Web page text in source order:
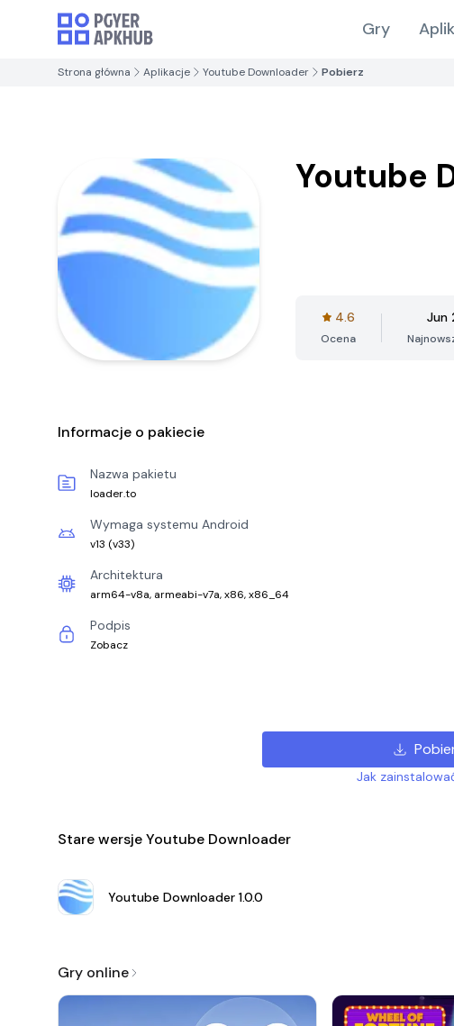
Gry
Strona główna Aplikacje Youtube Downloader Pobierz
Youtube
4.6
Ocena
Jun
Informacje o pakiecie
Nazwa pakietu
loader.to
Wymaga systemu Android
v13 (v33)
Architektura
arm64-v8a, armeabi-v7a, x86, x86_64
Podpis
Zobacz
Jak
Stare wersje Youtube Downloader
Youtube Downloader 1.0.0
Gry online